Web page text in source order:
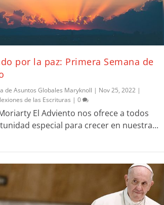
por la paz: Primera Semana de
de Asuntos Globales Maryknoll | Nov 25, 2022 |
de las Escrituras |0
El Adviento nos ofrece a todos
especial para crecer en nuestra...